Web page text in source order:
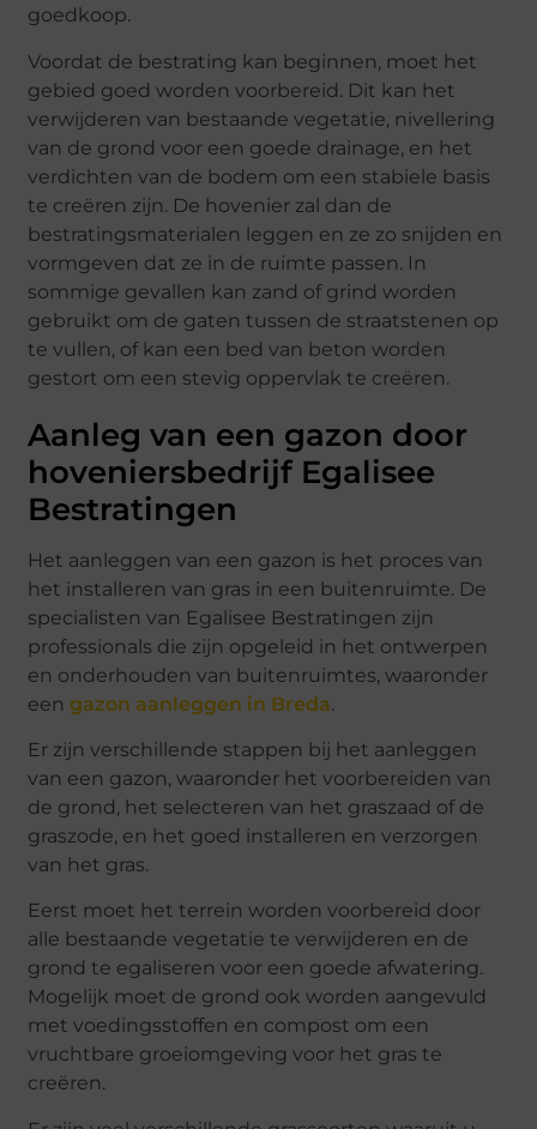
goedkoop.
Voordat de bestrating kan beginnen, moet het
gebied goed worden voorbereid. Dit kan het
verwijderen van bestaande vegetatie, nivellering
van de grond voor een goede drainage, en het
verdichten van de bodem om een stabiele basis
te creëren zijn. De hovenier zal dan de
bestratingsmaterialen leggen en ze zo snijden en
vormgeven dat ze in de ruimte passen. In
sommige gevallen kan zand of grind worden
gebruikt om de gaten tussen de straatstenen op
te vullen, of kan een bed van beton worden
gestort om een stevig oppervlak te creëren.
Aanleg van een gazon door
hoveniersbedrijf Egalisee
Bestratingen
Het aanleggen van een gazon is het proces van
het installeren van gras in een buitenruimte. De
specialisten van Egalisee Bestratingen zijn
professionals die zijn opgeleid in het ontwerpen
en onderhouden van buitenruimtes, waaronder
eengazon aanleggen in Breda.
Er zijn verschillende stappen bij het aanleggen
van een gazon, waaronder het voorbereiden van
de grond, het selecteren van het graszaad of de
graszode, en het goed installeren en verzorgen
van het gras.
Eerst moet het terrein worden voorbereid door
alle bestaande vegetatie te verwijderen en de
grond te egaliseren voor een goede afwatering.
Mogelijk moet de grond ook worden aangevuld
met voedingsstoffen en compost om een
vruchtbare groeiomgeving voor het gras te
creëren.